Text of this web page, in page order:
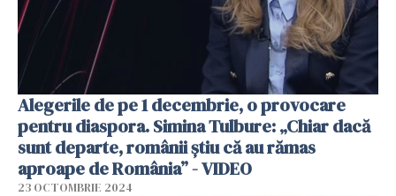
Alegerile de pe 1 decembrie, o provocare
pentru diaspora. Simina Tulbure: „Chiar dacă
sunt departe, românii știu că au rămas
aproape de România” - VIDEO
23 OCTOMBRIE 2024